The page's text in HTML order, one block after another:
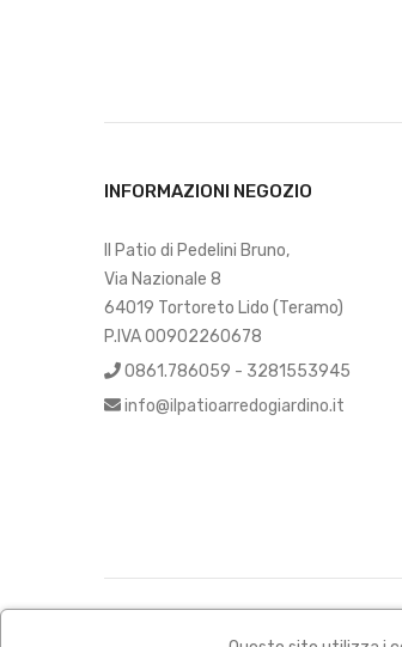
INFORMAZIONI NEGOZIO
Il Patio di Pedelini Bruno,
Via Nazionale 8
64019 Tortoreto Lido (Teramo)
P.IVA 00902260678
0861.786059 - 3281553945
info@ilpatioarredogiardino.it
Termini e condizioni